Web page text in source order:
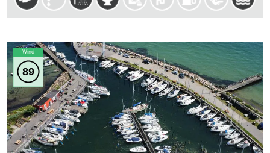
Wind
89